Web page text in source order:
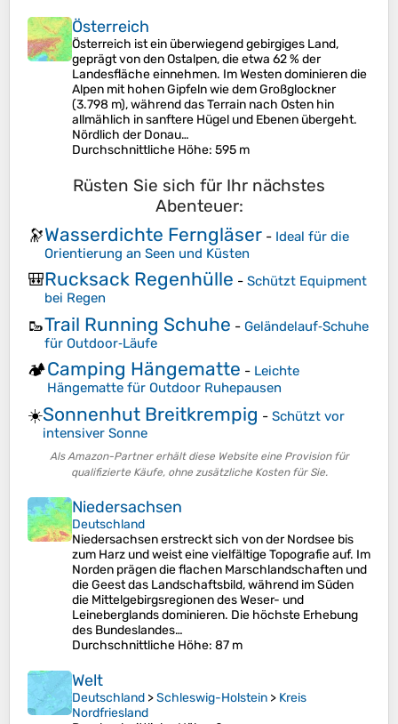
Österreich
Österreich ist ein überwiegend gebirgiges Land,
geprägt von den Ostalpen, die etwa 62 % der
Landesfläche einnehmen. Im Westen dominieren die
Alpen mit hohen Gipfeln wie dem Großglockner
(3.798 m), während das Terrain nach Osten hin
allmählich in sanftere Hügel und Ebenen übergeht.
Nördlich der Donau…
Durchschnittliche Höhe: 595 m
Rüsten Sie sich für Ihr nächstes
Abenteuer:
🔭Wasserdichte Ferngläser - Ideal für die
Orientierung an Seen und Küsten
🎒Rucksack Regenhülle - Schützt Equipment
bei Regen
🥾Trail Running Schuhe - Geländelauf‑Schuhe
für Outdoor‑Läufe
🏕️Camping Hängematte - Leichte
Hängematte für Outdoor Ruhepausen
☀️Sonnenhut Breitkrempig - Schützt vor
intensiver Sonne
Als Amazon-Partner erhält diese Website eine Provision für
qualifizierte Käufe, ohne zusätzliche Kosten für Sie.
Niedersachsen
Deutschland
Niedersachsen erstreckt sich von der Nordsee bis
zum Harz und weist eine vielfältige Topografie auf. Im
Norden prägen die flachen Marschlandschaften und
die Geest das Landschaftsbild, während im Süden
die Mittelgebirgsregionen des Weser- und
Leineberglands dominieren. Die höchste Erhebung
des Bundeslandes…
Durchschnittliche Höhe: 87 m
Welt
Deutschland >Schleswig-Holstein > Kreis
Nordfriesland